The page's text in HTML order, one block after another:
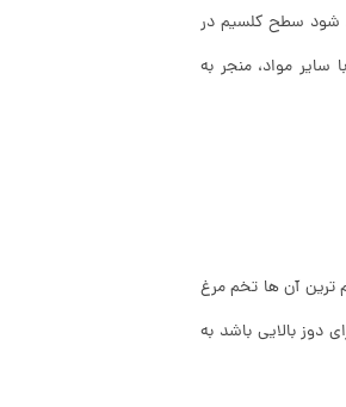
شود سطح کلسیم در
سایر مواد، منجر به
ترین آن ها تخم مرغ
دوز بالایی باشد به